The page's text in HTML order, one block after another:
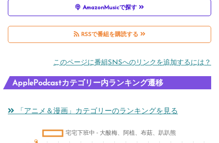
AmazonMusicで探す
RSSで番組を購読する
このページに番組SNSへのリンクを追加するには？
ApplePodcastカテゴリー内ランキング遷移
「アニメ＆漫画」カテゴリーのランキングを見る